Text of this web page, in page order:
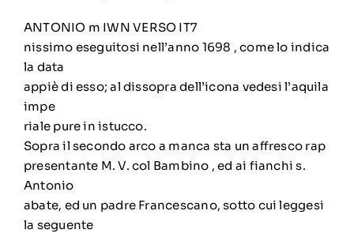
ANTONIO m IWN VERSO IT7
nissimo eseguitosi nell’anno 1698 , come lo indica
la data
appiè di esso; al dissopra dell’icona vedesi l’aquila
impe
riale pure in istucco.
Sopra il secondo arco a manca sta un affresco rap
presentante M. V. col Bambino , ed ai fianchi s.
Antonio
abate, ed un padre Francescano, sotto cui leggesi
la seguente